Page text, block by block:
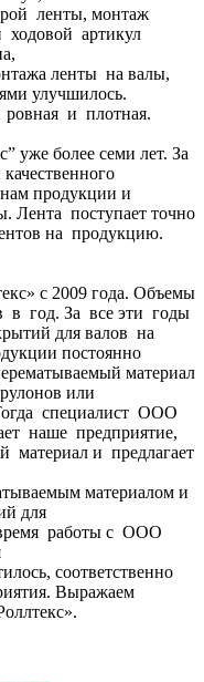
ленты, монтаж
артикул
ленты на валы,
улучшилось.
ровная и плотная.
уже более семи лет. За
нам продукции и
Лента поступает точно
на продукцию.
с 2009 года. Объемы
в год. За все эти годы
для валов на
постоянно
материал
или
специалист ООО
наше предприятие,
материал и предлагает
материалом и
для
работы с ООО
соответственно
Выражаем